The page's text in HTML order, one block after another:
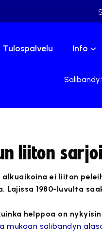
Tulospalvelu Info
liiton
alkuaikoina ei liiton
Lajissa 1980-luvulta
helppoa on
mukaan salibandyn